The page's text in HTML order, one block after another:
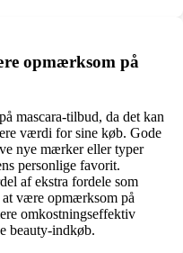
opmærksom på
mascara-tilbud, da det kan
værdi for sine køb. Gode
nye mærker eller typer
personlige favorit.
af ekstra fordele som
at være opmærksom på
omkostningseffektiv
beauty-indkøb.